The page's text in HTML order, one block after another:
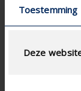
Toestemming
Deze